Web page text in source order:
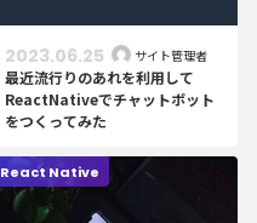
最近流行りのあれを利用して
ReactNativeでチャットボット
をつくってみた
2023.06.25 サイト管理者
React Native